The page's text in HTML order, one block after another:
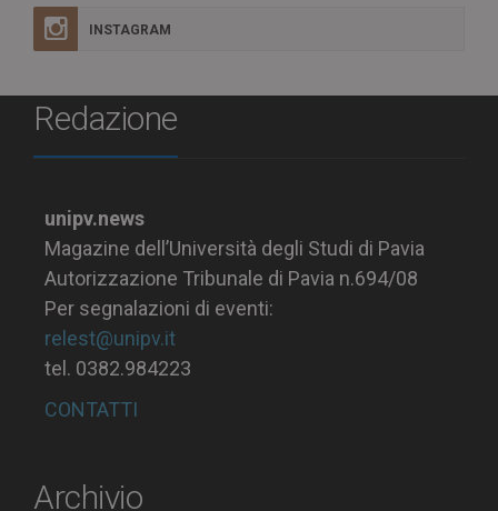
INSTAGRAM
Redazione
unipv.news
Magazine dell’Università degli Studi di Pavia
Autorizzazione Tribunale di Pavia n.694/08
Per segnalazioni di eventi:
relest@unipv.it
tel. 0382.984223
CONTATTI
Archivio